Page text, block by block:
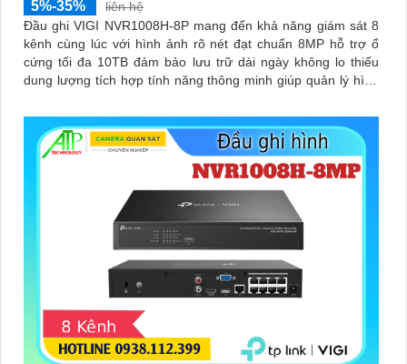
5%-35%
liên hệ
Đầu ghi VIGI NVR1008H-8P mang đến khả năng giám sát 8
kênh cùng lúc với hình ảnh rõ nét đạt chuẩn 8MP hỗ trợ ổ
cứng tối đa 10TB đảm bảo lưu trữ dài ngày không lo thiếu
dung lượng tích hợp tính năng thông minh giúp quản lý hình